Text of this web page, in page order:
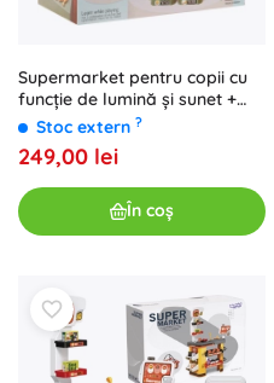
Supermarket pentru copii cu
funcție de lumină și sunet +
accesorii
Stoc extern ?
249,00 lei
În coș